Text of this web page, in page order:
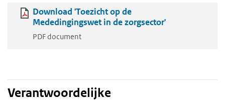
Download 'Toezicht op de
Mededingingswet in de zorgsector'
PDF document
Verantwoordelijke